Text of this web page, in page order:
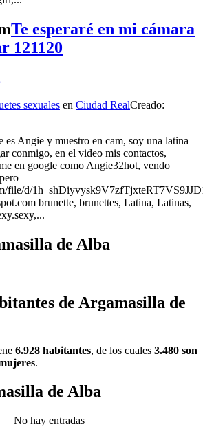
Te esperaré en mi cámara
121120
sexuales en Ciudad RealCreado:
Angie y muestro en cam, soy una latina
conmigo, en el video mis contactos,
en google como Angie32hot, vendo
file/d/
brunette, brunettes, Latina, Latinas,
de Alba
de Argamasilla de
6.928 habitantes, de los cuales 3.480 son
.
de Alba
No hay entradas